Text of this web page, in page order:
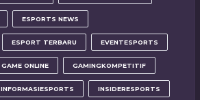
ESPORTS NEWS
ESPORT TERBARU EVENTESPORTS
GAME ONLINE GAMINGKOMPETITIF
INFORMASIESPORTS INSIDERESPORTS